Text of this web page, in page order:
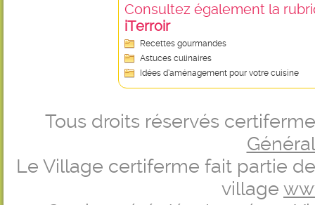
Consultez également la
iTerroir
Recettes gourmandes
Astuces culinaires
Idées d’aménagement pour votre cuisine
Tous droits réservés
Le Village certiferme fait partie
village